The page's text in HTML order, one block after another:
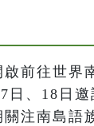
前往世界
日、18日
注南島語